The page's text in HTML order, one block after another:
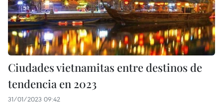
Ciudades vietnamitas entre destinos de
tendencia en 2023
31/01/2023 09:42